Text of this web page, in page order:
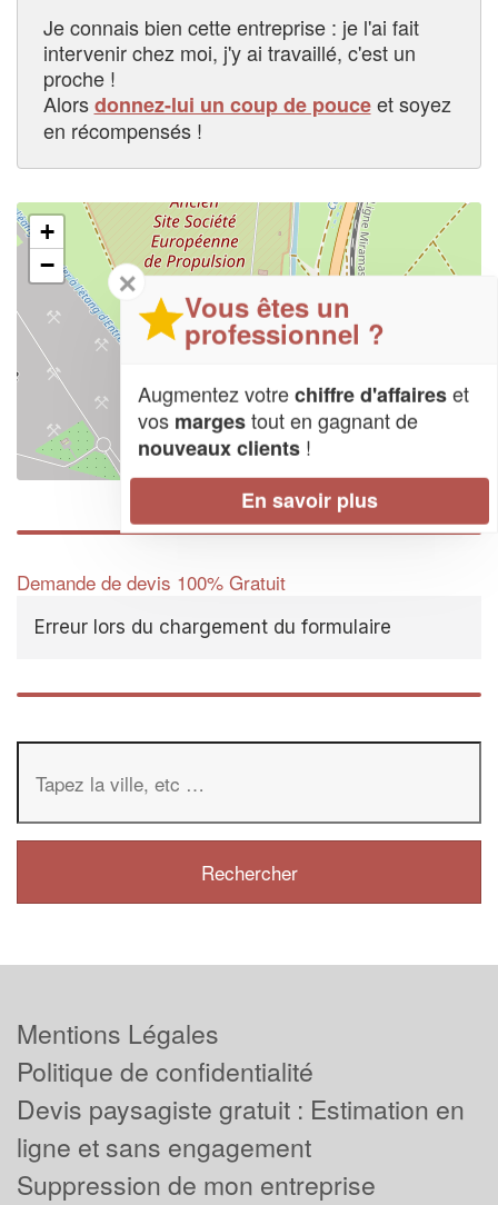
Je connais bien cette entreprise : je l'ai fait
intervenir chez moi, j'y ai travaillé, c'est un
proche !
Alorsdonnez-lui un coup de pouceet soyez
en récompensés !
+
−
Demande de devis 100% Gratuit
Erreur lors du chargement du formulaire
✕
Vous êtes un
professionnel ?
Augmentez votrechiffre d'affaireset
vos margestout en gagnant de
nouveaux clients !
En savoir plus
Mentions Légales
Politique de confidentialité
Devis paysagiste gratuit : Estimation en
ligne et sans engagement
Suppression de mon entreprise